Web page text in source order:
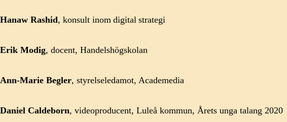
Hanaw Rashid, konsult inom digital strategi
Erik Modig, docent, Handelshögskolan
Ann-Marie Begler, styrelseledamot, Academedia
Daniel Caldeborn, videoproducent, Luleå kommun, Årets unga talang 2020